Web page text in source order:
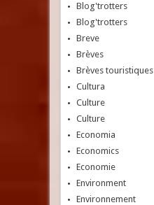
Blog'trotters
Blog'trotters
Breve
Brèves
Brèves touristiques
Cultura
Culture
Culture
Economia
Economics
Economie
Environment
Environnement